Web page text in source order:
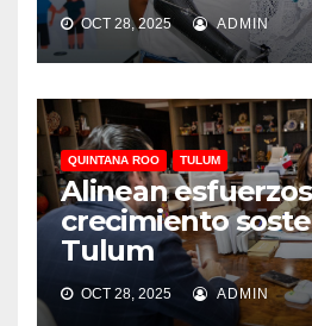
OCT 28, 2025 ADMIN
QUINTANA ROO TULUM
Alinean
crecimiento
Tulum
OCT 28, 2025 ADMIN